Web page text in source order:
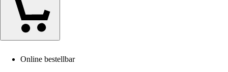
Online bestellbar